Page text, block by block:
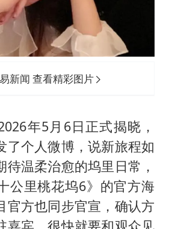
新闻 查看精彩图片
年5月6日正式揭晓，
了个人微博，说新旅程如
待温柔治愈的坞里日常，
公里桃花坞6》的官方海
官方也同步官宣，确认方